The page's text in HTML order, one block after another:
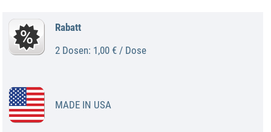
Rabatt
2 Dosen: 1,00 € / Dose
MADE IN USA